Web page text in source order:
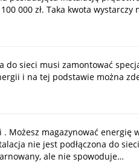
000 zł. Taka kwota wystarczy
do sieci musi zamontować
i na tej podstawie można
Możesz magazynować energię
nie jest podłączona do
ale nie spowoduje…